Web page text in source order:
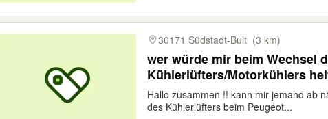
30171 Südstadt-Bult (3 km)
wer würde mir beim Wechsel
Kühlerlüfters/Motorkühlers
Hallo zusammen !! kann mir jemand ab
des Kühlerlüfters beim Peugeot...